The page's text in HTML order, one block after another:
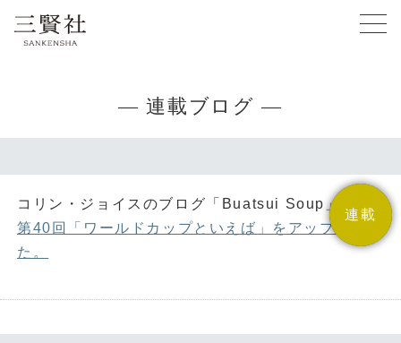
— 連載ブログ —
コリン・ジョイスのブログ「Buatsui Soup」、
第40回「ワールドカップといえば」をアップしまし
た。
お知らせ
連載